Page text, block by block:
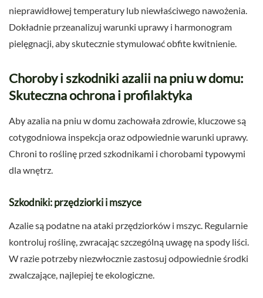
nieprawidłowej temperatury lub niewłaściwego nawożenia.
Dokładnie przeanalizuj warunki uprawy i harmonogram
pielęgnacji, aby skutecznie stymulować obfite kwitnienie.
Choroby i szkodniki azalii na pniu w domu:
Skuteczna ochrona i profilaktyka
Aby azalia na pniu w domu zachowała zdrowie, kluczowe są
cotygodniowa inspekcja oraz odpowiednie warunki uprawy.
Chroni to roślinę przed szkodnikami i chorobami typowymi
dla wnętrz.
Szkodniki: przędziorki i mszyce
Azalie są podatne na ataki przędziorków i mszyc. Regularnie
kontroluj roślinę, zwracając szczególną uwagę na spody liści.
W razie potrzeby niezwłocznie zastosuj odpowiednie środki
zwalczające, najlepiej te ekologiczne.